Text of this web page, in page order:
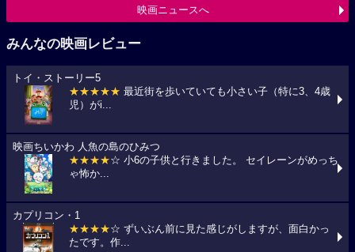
映画ニュースへ
みんなの映画レビュー
トイ・ストーリー5
★★★★★ 最近街を歩いていても小さい子（特に3、4歳
児）がi...
映画ちいかわ 人魚の島のひみつ
★★★★☆ 小6の子供と行きました。 セイレーンがめっち
ゃ怖か...
カプリコン・1
★★★★☆ ずいぶん前に見た感じがしますが、面白かっ
たです。作...